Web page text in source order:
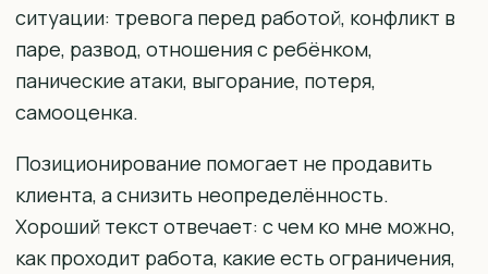
ситуации: тревога перед работой, конфликт в
паре, развод, отношения с ребёнком,
панические атаки, выгорание, потеря,
самооценка.
Позиционирование помогает не продавить
клиента, а снизить неопределённость.
Хороший текст отвечает: с чем ко мне можно,
как проходит работа, какие есть ограничения,